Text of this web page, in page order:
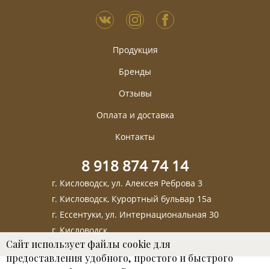
Продукция
Бренды
Отзывы
Оплата и доставка
Контакты
8 918 874 74 14
г. Кисловодск, ул. Алексея Реброва 3
г. Кисловодск, Курортный бульвар 15а
г. Ессентуки, ул. Интернациональная 30
г. Кисловодск,
Сайт использует файлы cookie для
предоставления удобного, простого и быстрого